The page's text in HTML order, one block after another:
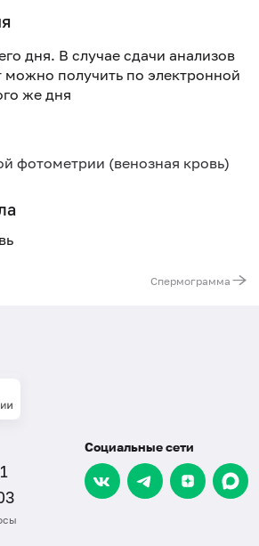
дня. В случае сдачи анализов
можно получить по электронной
же дня
фотометрии (венозная кровь)
Спермограмма
Социальные сети